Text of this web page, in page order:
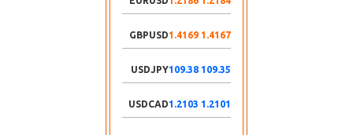
GBPUSD 1.4167 1.4169
USDJPY 109.35 109.38
USDCAD 1.2101 1.2103